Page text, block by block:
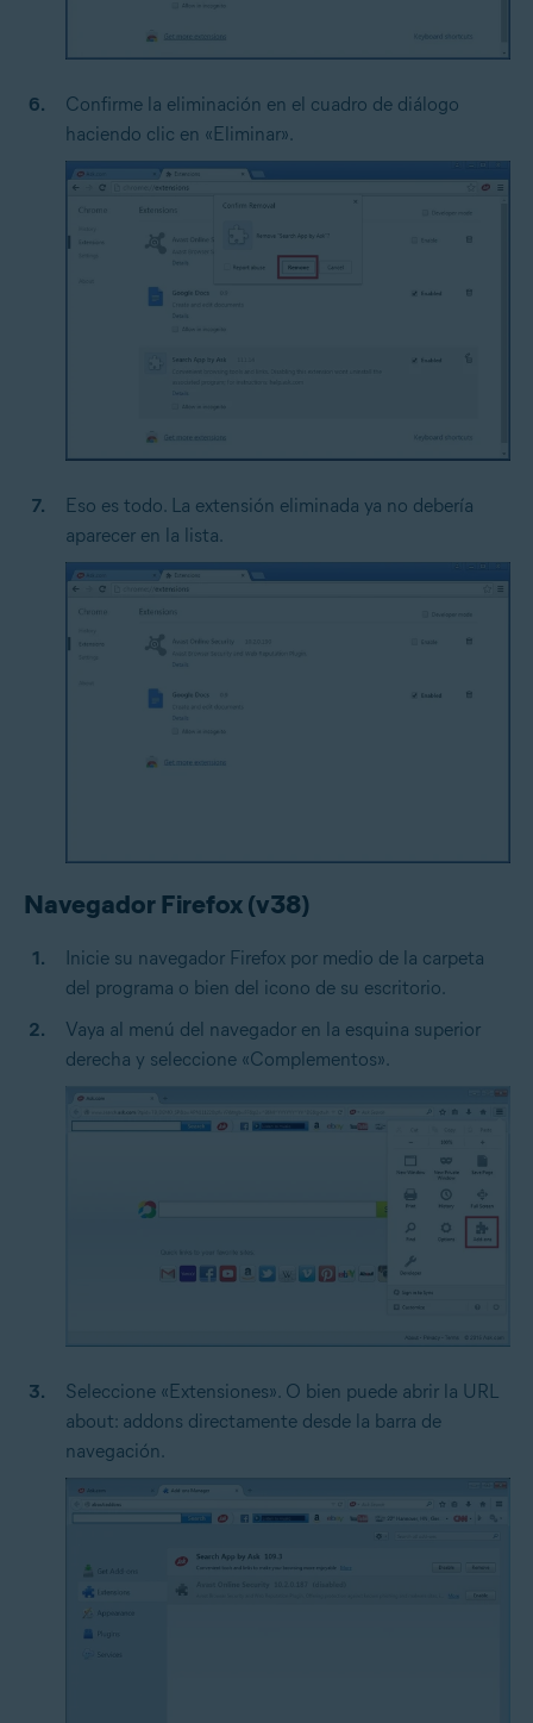
Confirme la eliminación en el cuadro de diálogo
haciendo clic en «Eliminar».
Eso es todo. La extensión eliminada ya no debería
aparecer en la lista.
Navegador Firefox (v38)
Inicie su navegador Firefox por medio de la carpeta
del programa o bien del icono de su escritorio.
Vaya al menú del navegador en la esquina superior
derecha y seleccione «Complementos».
Seleccione «Extensiones». O bien puede abrir la URL
about: addons directamente desde la barra de
navegación.